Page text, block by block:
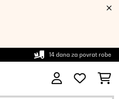
14 dana za povrat robe